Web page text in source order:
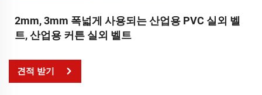
2mm, 3mm 폭넓게 사용되는 산업용 PVC 실외 벨
트, 산업용 커튼 실외 벨트
견적 받기